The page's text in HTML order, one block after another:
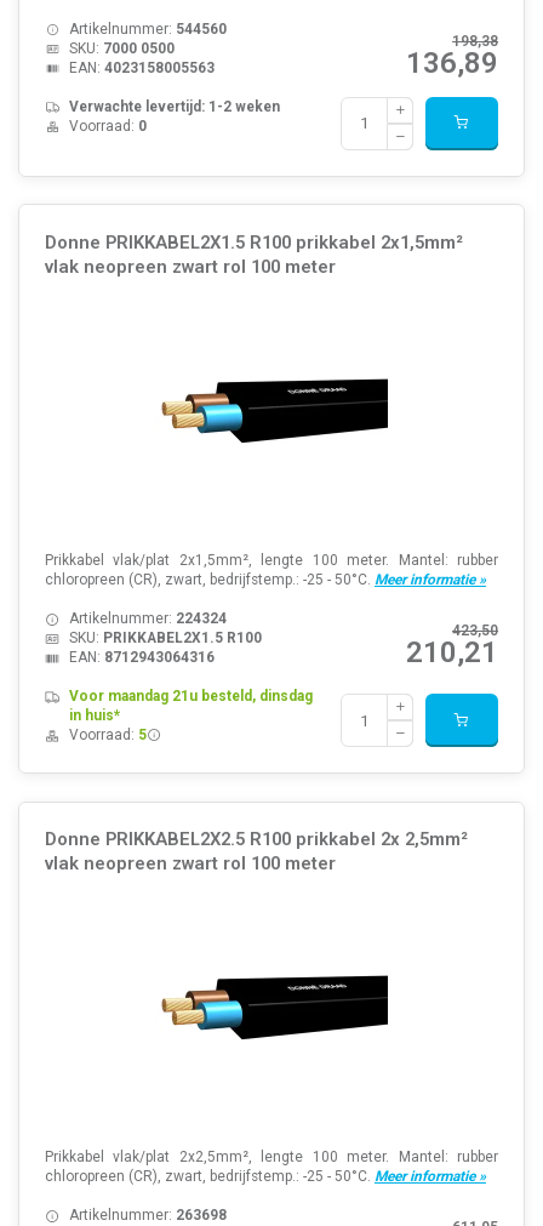
198,38
136,89
Artikelnummer: 544560
SKU: 7000 0500
EAN: 4023158005563
Verwachte levertijd: 1-2 weken
Voorraad: 0
Donne PRIKKABEL2X1.5 R100 prikkabel 2x1,5mm²
vlak neopreen zwart rol 100 meter
Prikkabel vlak/plat 2x1,5mm², lengte 100 meter. Mantel: rubber
chloropreen (CR), zwart, bedrijfstemp.: -25 - 50°C. Meer informatie »
423,50
210,21
Artikelnummer: 224324
SKU: PRIKKABEL2X1.5 R100
EAN: 8712943064316
Voor maandag 21u besteld, dinsdag
in huis*
Voorraad: 5
Donne PRIKKABEL2X2.5 R100 prikkabel 2x 2,5mm²
vlak neopreen zwart rol 100 meter
Prikkabel vlak/plat 2x2,5mm², lengte 100 meter. Mantel: rubber
chloropreen (CR), zwart, bedrijfstemp.: -25 - 50°C. Meer informatie »
Artikelnummer: 263698